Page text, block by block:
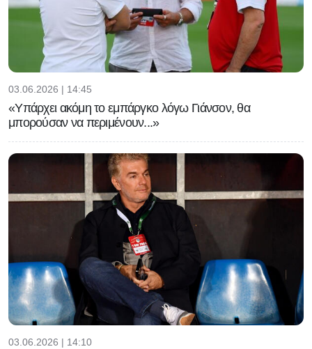
03.06.2026 | 14:45
«Υπάρχει ακόμη το εμπάργκο λόγω Γιάνσον, θα
μπορούσαν να περιμένουν...»
03.06.2026 | 14:10